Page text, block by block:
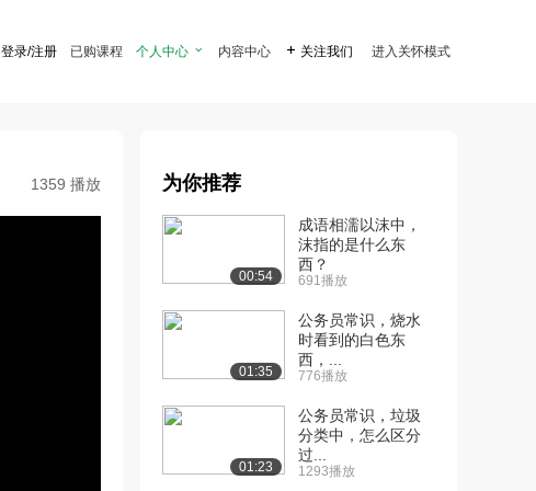
登录/注册 已购课程 个人中心  内容中心  关注我们 进入关怀模式
1359 播放 为你推荐
00:54
成语相濡以沫中，
沫指的是什么东
西？
691播放
01:35
公务员常识，烧水
时看到的白色东
西，...
776播放
01:23
公务员常识，垃圾
分类中，怎么区分
过...
1293播放